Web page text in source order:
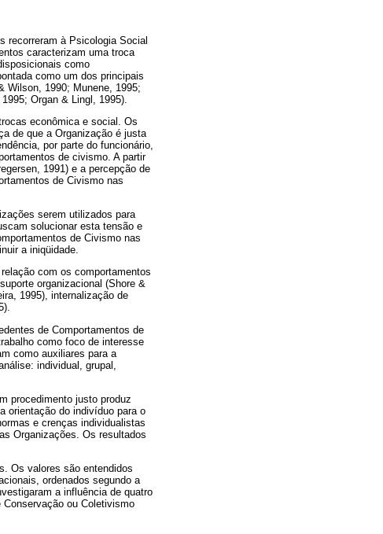
recorreram à Psicologia Social
caracterizam uma troca
como
como um dos principais
Wilson, 1990; Munene, 1995;
Organ & Lingl, 1995).
econômica e social. Os
de que a Organização é justa
por parte do funcionário,
de civismo. A partir
1991) e a percepção de
de Civismo nas
serem utilizados para
solucionar esta tensão e
de Civismo nas
a iniqüidade.
com os comportamentos
organizacional (Shore &
1995), internalização de
de Comportamentos de
como foco de interesse
como auxiliares para a
individual, grupal,
procedimento justo produz
orientação do indivíduo para o
e crenças individualistas
Organizações. Os resultados
Os valores são entendidos
ordenados segundo a
a influência de quatro
ou Coletivismo